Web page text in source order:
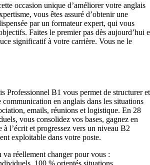
occasion unique d’améliorer votre anglais
vous êtes assuré d’obtenir une
par un formateur expert, qui vous
Faites le premier pas dès aujourd’hui
significatif à votre carrière. Vous ne le
Professionnel B1 vous permet de structurer et
en anglais dans les situations
emails, réunions et logistique. En 28
vous consolidez vos bases, gagnez en
à l’écrit et progressez vers un niveau B2
exploitable dans votre poste.
va réellement changer pour vous :